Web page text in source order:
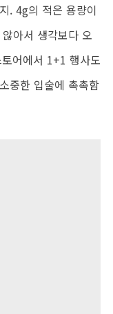
. 4g의 적은 용량이
아서 생각보다 오
어에서 1+1 행사도
중한 입술에 촉촉함